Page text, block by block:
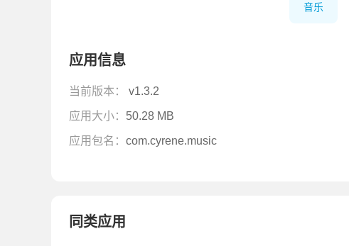
音乐
应用信息
当前版本： v1.3.2
应用大小： 50.28 MB
应用包名： com.cyrene.music
同类应用